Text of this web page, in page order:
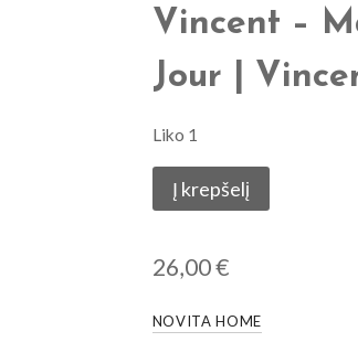
Vincent –
Jour |
Liko 1
produkto
kiekis:
-
Paukštis
Į krepšelį
26,00€
NOVITA HOME